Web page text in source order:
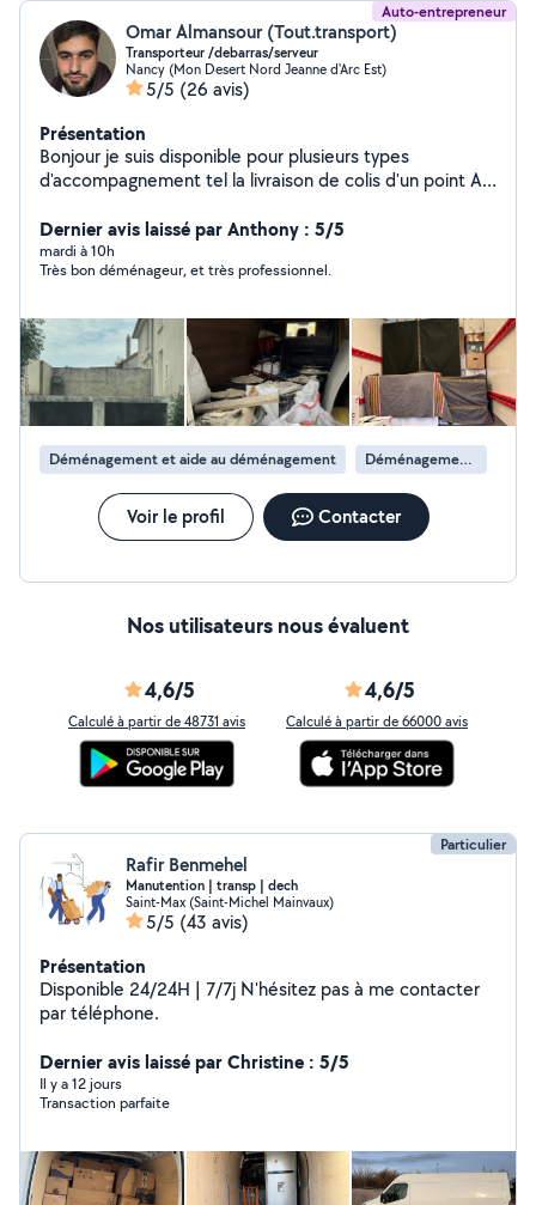
Auto-entrepreneur
Omar Almansour (Tout.transport)
Transporteur /debarras/serveur
Nancy (Mon Desert Nord Jeanne d'Arc Est)
5/5 (26 avis)
Présentation
Bonjour je suis disponible pour plusieurs types
d'accompagnement tel la livraison de colis d'un point A a
contacter Je peux aussi faire les livraisons et je propose
des prestations de serveur confirmé
Dernier avis laissé par Anthony : 5/5
mardi à 10h
Très bon déménageur, et très professionnel.
Déménagement et aide au déménagement Déménagement de maison
Voir le profil Contacter
Nos utilisateurs nous évaluent
4,6/5
Calculé à partir de 48731 avis
4,6/5
Calculé à partir de 66000 avis
Particulier
Rafir Benmehel
Manutention | transp | dech
Saint-Max (Saint-Michel Mainvaux)
5/5 (43 avis)
Présentation
Disponible 24/24H | 7/7j N'hésitez pas à me contacter
par téléphone.
Dernier avis laissé par Christine : 5/5
Il y a 12 jours
Transaction parfaite